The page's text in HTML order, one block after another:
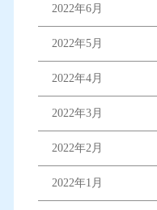
2022年6月
2022年5月
2022年4月
2022年3月
2022年2月
2022年1月